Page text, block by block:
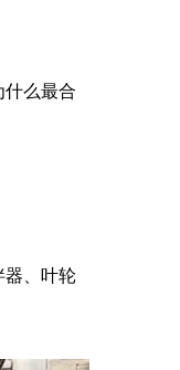
什么最合
器、叶轮